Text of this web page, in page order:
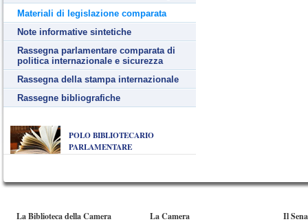
Materiali di legislazione comparata
Note informative sintetiche
Rassegna parlamentare comparata di
politica internazionale e sicurezza
Rassegna della stampa internazionale
Rassegne bibliografiche
POLO BIBLIOTECARIO
PARLAMENTARE
La Biblioteca della Camera
La Camera
Il